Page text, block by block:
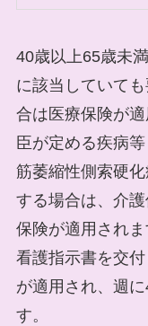
40歳以上65歳未
に該当していて
合は医療保険が
臣が定める疾病
筋萎縮性側索硬
する場合は、介
保険が適用され
看護指示書を交
が適用され、週
す。